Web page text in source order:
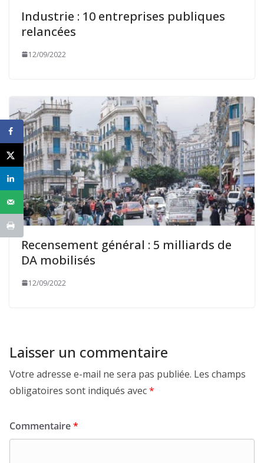
Industrie : 10 entreprises publiques
relancées
12/09/2022
Recensement général : 5 milliards de
DA mobilisés
12/09/2022
Laisser un commentaire
Votre adresse e-mail ne sera pas publiée. Les champs
obligatoires sont indiqués avec*
Commentaire*